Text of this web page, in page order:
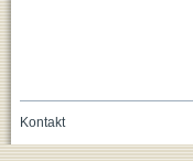
Kontakt